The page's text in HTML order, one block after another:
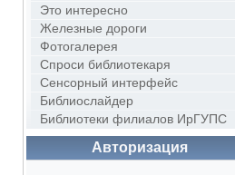
Это интересно
Железные дороги
Фотогалерея
Спроси библиотекаря
Сенсорный интерфейс
Библиослайдер
Библиотеки филиалов ИрГУПС
Авторизация